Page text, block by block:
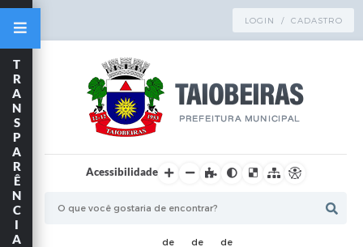
LOGIN / CADASTRO
Acessibilidade
T
R
A
N
S
P
A
R
Ê
N
C
I
A